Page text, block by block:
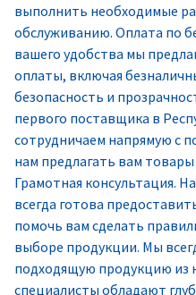
выполнить необходимые
обслуживанию. Оплата по
вашего удобства мы
оплаты, включая
безопасность и
первого поставщика в
сотрудничаем напрямую с
нам предлагать вам
Грамотная консультация.
всегда готова
помочь вам сделать
выборе продукции. Мы
подходящую продукцию из
специалисты обладают